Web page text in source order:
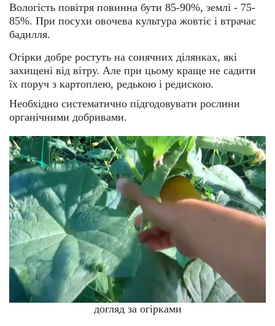
Вологість повітря повинна бути 85-90%, землі - 75-
85%. При посухи овочева культура жовтіє і втрачає
бадилля.
Огірки добре ростуть на сонячних ділянках, які
захищені від вітру. Але при цьому краще не садити
їх поруч з картоплею, редькою і редискою.
Необхідно систематично підгодовувати рослини
органічними добривами.
догляд за огірками